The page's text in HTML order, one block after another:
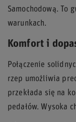
Samochodową. To
warunkach.
Komfort i
Połączenie
rzep umożliwia
przekłada się na
pedałów. Wysoka